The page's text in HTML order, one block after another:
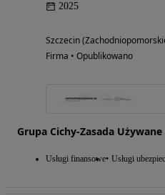
2025
Szczecin
Firma • Opublikowano
Grupa Cichy-Zasada
Usługi finansowe Usługi